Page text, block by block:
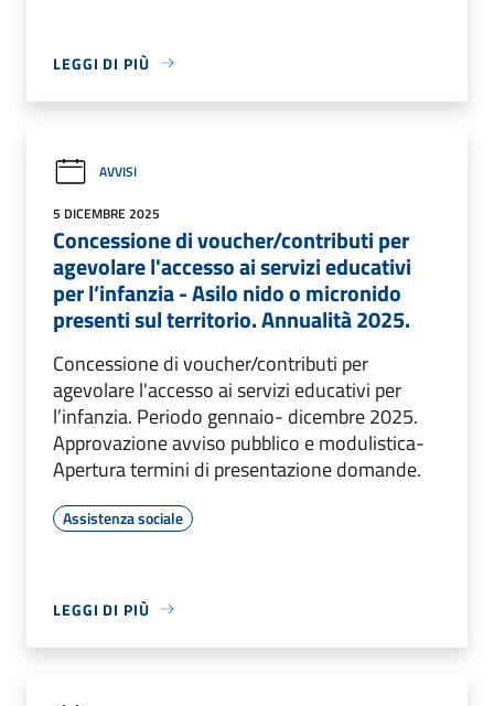
LEGGI DI PIÙ
AVVISI
5 DICEMBRE 2025
Concessione di voucher/contributi per
agevolare l'accesso ai servizi educativi
per l’infanzia - Asilo nido o micronido
presenti sul territorio. Annualità 2025.
Concessione di voucher/contributi per
agevolare l'accesso ai servizi educativi per
l’infanzia. Periodo gennaio- dicembre 2025.
Approvazione avviso pubblico e modulistica-
Apertura termini di presentazione domande.
Assistenza sociale
LEGGI DI PIÙ